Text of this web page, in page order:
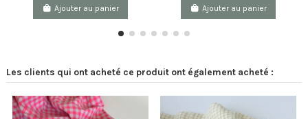
Ajouter au panier Ajouter au panier
Les clients qui ont acheté ce produit ont également acheté :